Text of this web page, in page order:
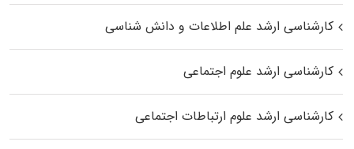
کارشناسی ارشد علم اطلاعات و دانش شناسی
کارشناسی ارشد علوم اجتماعی
کارشناسی ارشد علوم ارتباطات اجتماعی